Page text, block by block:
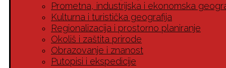
Prometna, industrijska i ekonomska
Kulturna i turistička geografija
Regionalizacija i prostorno planiranje
Okoliš i zaštita prirode
Obrazovanje i znanost
Putopisi i ekspedicije